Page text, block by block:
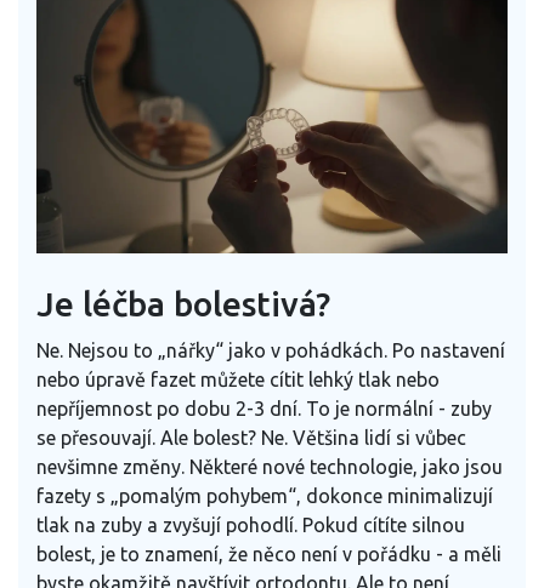
Je léčba bolestivá?
Ne. Nejsou to „nářky“ jako v pohádkách. Po nastavení
nebo úpravě fazet můžete cítit lehký tlak nebo
nepříjemnost po dobu 2-3 dní. To je normální - zuby
se přesouvají. Ale bolest? Ne. Většina lidí si vůbec
nevšimne změny. Některé nové technologie, jako jsou
fazety s „pomalým pohybem“, dokonce minimalizují
tlak na zuby a zvyšují pohodlí. Pokud cítíte silnou
bolest, je to znamení, že něco není v pořádku - a měli
byste okamžitě navštívit ortodontu. Ale to není